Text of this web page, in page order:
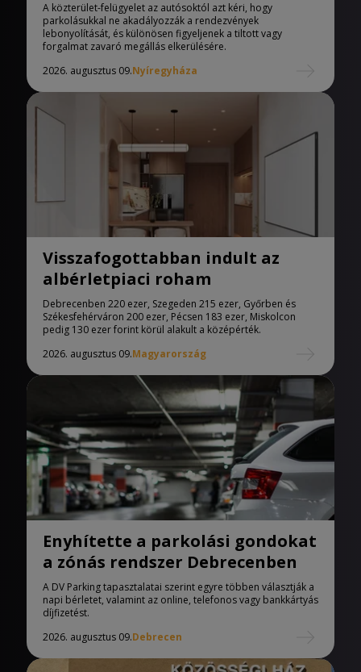
A közterület-felügyelet az autósoktól azt kéri, hogy
parkolásukkal ne akadályozzák a rendezvények
lebonyolítását, és különösen figyeljenek a tiltott vagy
forgalmat zavaró megállás elkerülésére.
2026. augusztus 09.Nyíregyháza
Visszafogottabban indult az
albérletpiaci roham
Debrecenben 220 ezer, Szegeden 215 ezer, Győrben és
Székesfehérváron 200 ezer, Pécsen 183 ezer, Miskolcon
pedig 130 ezer forint körül alakult a középérték.
2026. augusztus 09.Magyarország
Enyhítette a parkolási gondokat
a zónás rendszer Debrecenben
A DV Parking tapasztalatai szerint egyre többen választják a
napi bérletet, valamint az online, telefonos vagy bankkártyás
díjfizetést.
2026. augusztus 09.Debrecen